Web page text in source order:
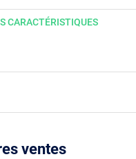
CARACTÉRISTIQUES
ventes